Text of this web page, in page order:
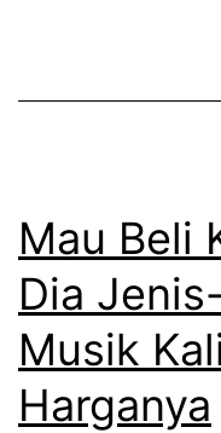
Mau Beli
Dia
Musik
Harganya